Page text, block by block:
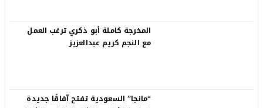
المخرجة كاملة أبو ذكري ترغب العمل
مع النجم كريم عبدالعزيز
“مانجا” السعودية تفتح آفاقًا جديدة